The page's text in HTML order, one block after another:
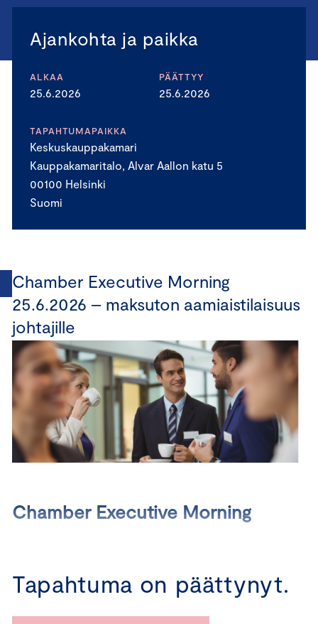
Ajankohta ja paikka
ALKAA
25.6.2026
PÄÄTTYY
25.6.2026
TAPAHTUMAPAIKKA
Keskuskauppakamari
Kauppakamaritalo, Alvar Aallon katu 5
00100 Helsinki
Suomi
Chamber Executive Morning
25.6.2026 – maksuton aamiaistilaisuus
johtajille
Chamber Executive Morning
Chamber Executive Morning kokoaa yhteen
yritysjohtajat kuulemaan ajankohtaisia johtamisteemoja
Tapahtuma on päättynyt.